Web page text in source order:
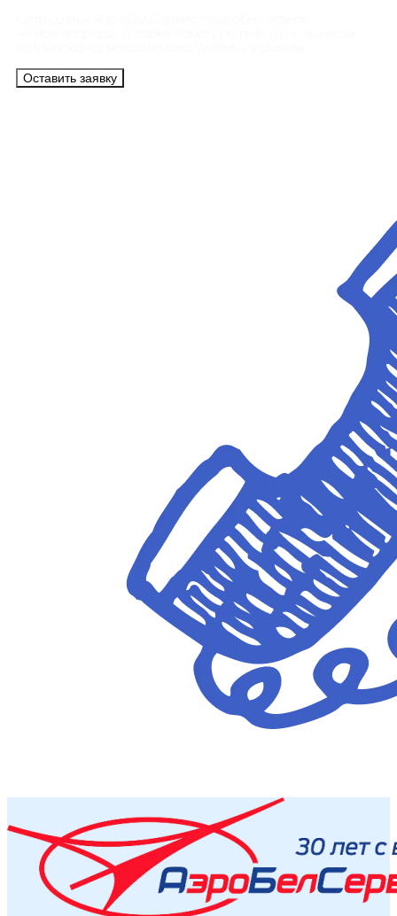
Оставить заявку